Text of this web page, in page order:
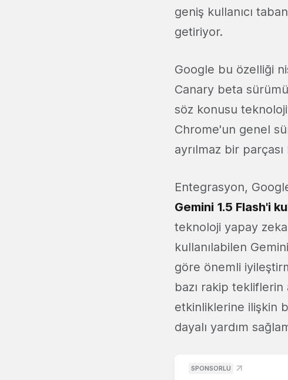
geniş kullanıcı
getiriyor.
Google bu özelliği
Canary beta
söz konusu
Chrome'un genel
ayrılmaz bir parçası
Entegrasyon,
Gemini 1.5 Flash'i
teknoloji yapay zeka
kullanılabilen
göre önemli
bazı rakip tekliflerin
etkinliklerine ilişkin
dayalı yardım
SPONSORLU